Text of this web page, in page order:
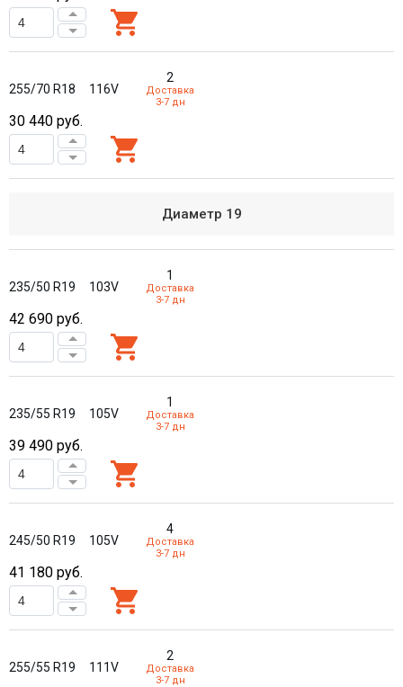
255/70 R18 116V
2
Доставка
3-7 дн
30 440 руб.
Диаметр 19
235/50 R19 103V
1
Доставка
3-7 дн
42 690 руб.
235/55 R19 105V
1
Доставка
3-7 дн
39 490 руб.
245/50 R19 105V
4
Доставка
3-7 дн
41 180 руб.
255/55 R19 111V
2
Доставка
3-7 дн